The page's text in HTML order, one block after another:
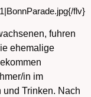
flv}
fuhren
ehemalige
in im
und Trinken. Nach